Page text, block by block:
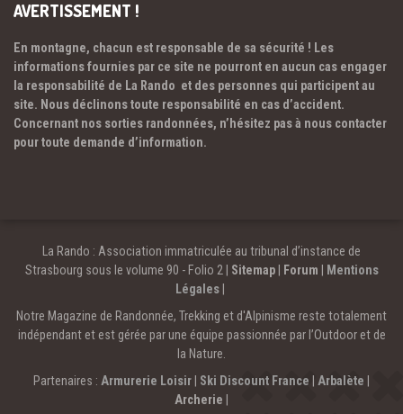
AVERTISSEMENT !
En montagne, chacun est responsable de sa sécurité ! Les
informations fournies par ce site ne pourront en aucun cas engager
la responsabilité de La Rando et des personnes qui participent au
site. Nous déclinons toute responsabilité en cas d’accident.
Concernant nos sorties randonnées, n’hésitez pas à nous contacter
pour toute demande d’information.
La Rando : Association immatriculée au tribunal d’instance de
Strasbourg sous le volume 90 - Folio 2 | Sitemap| Forum
Mentions
Légales
Notre Magazine de Randonnée, Trekking et d'Alpinisme reste totalement
indépendant et est gérée par une équipe passionnée par l’Outdoor et de
la Nature.
Partenaires : Armurerie Loisir Ski Discount France Arbalète
Archerie